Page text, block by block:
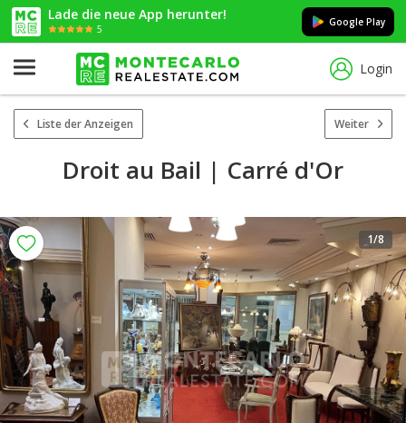
Lade die neue App herunter!
5
Google Play
Login
Liste der Anzeigen Weiter
Droit au Bail | Carré d'Or
1/8